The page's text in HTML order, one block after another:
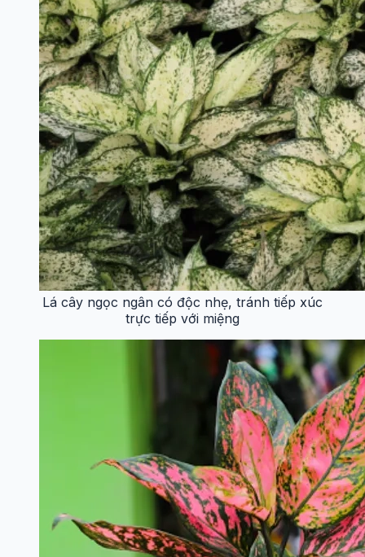
Lá cây ngọc ngân có độc nhẹ, tránh tiếp xúc
trực tiếp với miệng